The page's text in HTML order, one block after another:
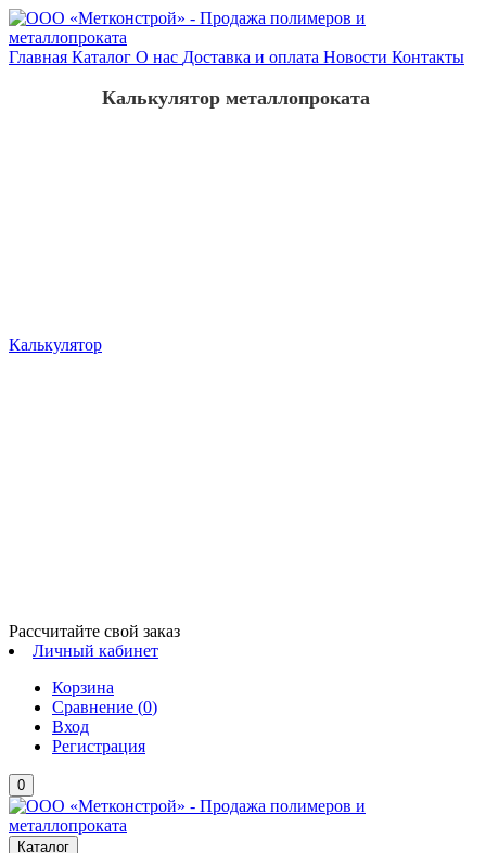
Главная Каталог О нас Доставка и оплата Новости Контакты
Калькулятор
Калькулятор металлопроката
Рассчитайте свой заказ
Личный кабинет
Корзина
Сравнение (0)
Вход
Регистрация
0
Каталог